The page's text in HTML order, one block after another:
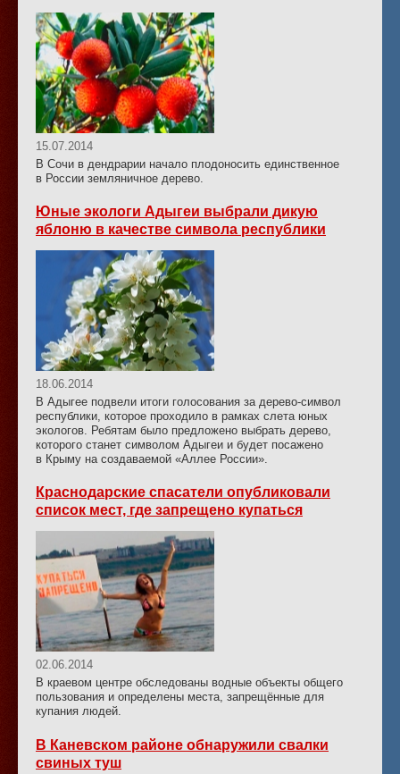
15.07.2014
В Сочи в дендрарии начало плодоносить единственное
в России земляничное дерево.
Юные экологи Адыгеи выбрали дикую
яблоню в качестве символа республики
18.06.2014
В Адыгее подвели итоги голосования за дерево-символ
республики, которое проходило в рамках слета юных
экологов. Ребятам было предложено выбрать дерево,
которого станет символом Адыгеи и будет посажено
в Крыму на создаваемой «Аллее России».
Краснодарские спасатели опубликовали
список мест, где запрещено купаться
02.06.2014
В краевом центре обследованы водные объекты общего
пользования и определены места, запрещённые для
купания людей.
В Каневском районе обнаружили свалки
свиных туш